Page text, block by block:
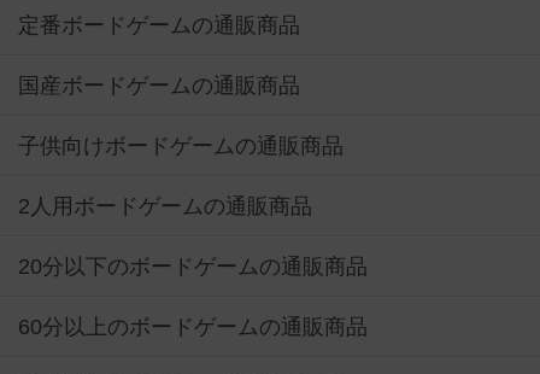
定番ボードゲームの通販商品
国産ボードゲームの通販商品
子供向けボードゲームの通販商品
2人用ボードゲームの通販商品
20分以下のボードゲームの通販商品
60分以上のボードゲームの通販商品